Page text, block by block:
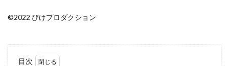
©︎2022 ぴけプロダクション
目次